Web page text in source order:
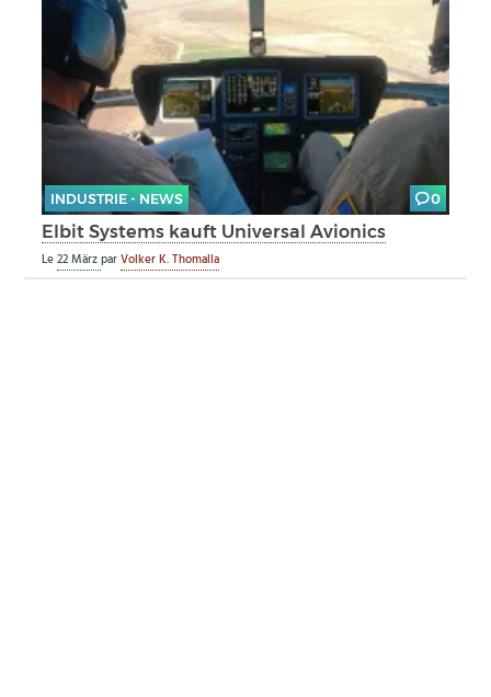
INDUSTRIE - NEWS 0
Elbit Systems kauft Universal Avionics
Le22 MärzparVolker K. Thomalla